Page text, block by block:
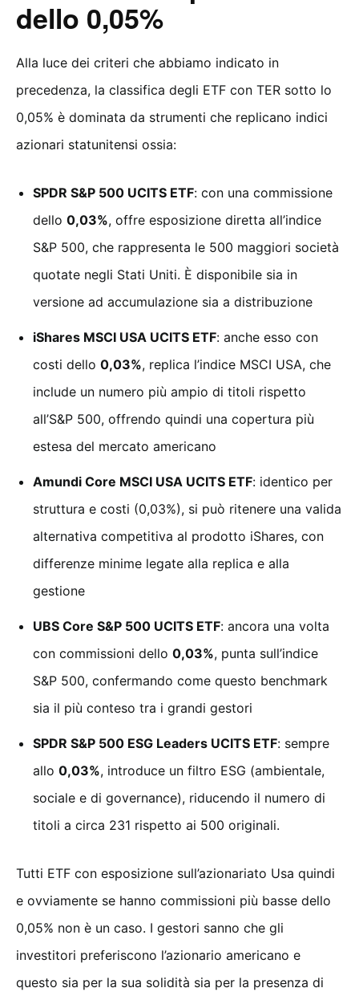
dello 0,05%
Alla luce dei criteri che abbiamo indicato in
precedenza, la classifica degli ETF con TER sotto lo
0,05% è dominata da strumenti che replicano indici
azionari statunitensi ossia:
SPDR S&P 500 UCITS ETF: con una commissione
dello 0,03%, offre esposizione diretta all’indice
S&P 500, che rappresenta le 500 maggiori società
quotate negli Stati Uniti. È disponibile sia in
versione ad accumulazione sia a distribuzione
iShares MSCI USA UCITS ETF: anche esso con
costi dello 0,03%, replica l’indice MSCI USA, che
include un numero più ampio di titoli rispetto
all’S&P 500, offrendo quindi una copertura più
estesa del mercato americano
Amundi Core MSCI USA UCITS ETF: identico per
struttura e costi (0,03%), si può ritenere una valida
alternativa competitiva al prodotto iShares, con
differenze minime legate alla replica e alla
gestione
UBS Core S&P 500 UCITS ETF: ancora una volta
con commissioni dello 0,03%, punta sull’indice
S&P 500, confermando come questo benchmark
sia il più conteso tra i grandi gestori
SPDR S&P 500 ESG Leaders UCITS ETF: sempre
allo 0,03%, introduce un filtro ESG (ambientale,
sociale e di governance), riducendo il numero di
titoli a circa 231 rispetto ai 500 originali.
Tutti ETF con esposizione sull’azionariato Usa quindi
e ovviamente se hanno commissioni più basse dello
0,05% non è un caso. I gestori sanno che gli
investitori preferiscono l’azionario americano e
questo sia per la sua solidità sia per la presenza di